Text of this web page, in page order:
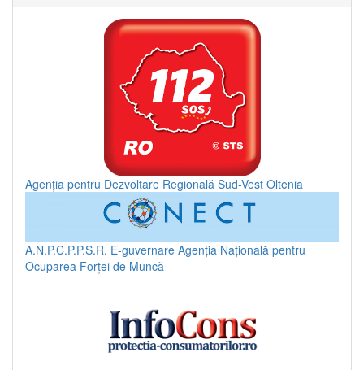
Agenția pentru Dezvoltare Regională Sud-Vest Oltenia
A.N.P.C.P.P.S.R. E-guvernare Agenția Națională pentru
Ocuparea Forței de Muncă